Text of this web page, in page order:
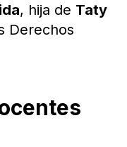
, hija de Taty
Derechos